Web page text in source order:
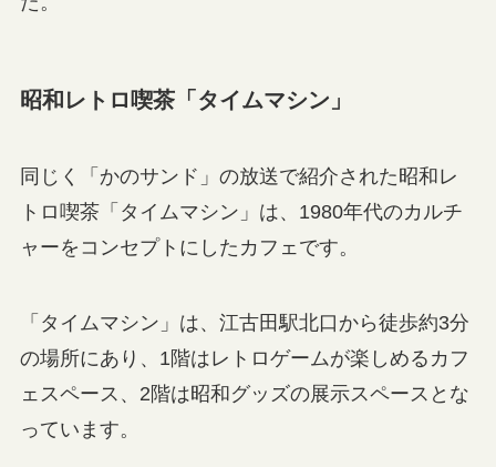
昭和レトロ喫茶「タイムマシン」
同じく「かのサンド」の放送で紹介された昭和レ
トロ喫茶「タイムマシン」は、1980年代のカルチ
ャーをコンセプトにしたカフェです。
「タイムマシン」は、江古田駅北口から徒歩約3分
の場所にあり、1階はレトロゲームが楽しめるカフ
ェスペース、2階は昭和グッズの展示スペースとな
っています。